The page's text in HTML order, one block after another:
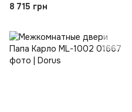
8 715 грн